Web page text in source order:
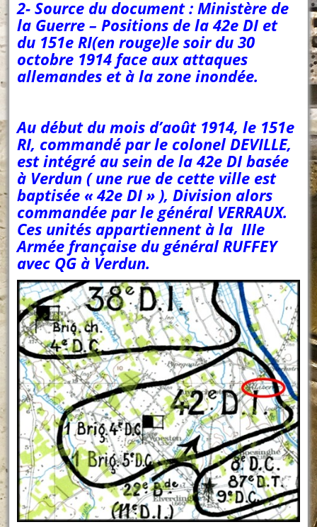
2- Source du document : Ministère de
la Guerre – Positions de la 42e DI et
du 151e RI(en rouge)le soir du 30
octobre 1914 face aux attaques
allemandes et à la zone inondée.
Au début du mois d’août 1914, le 151e
RI, commandé par le colonel DEVILLE,
est intégré au sein de la 42e DI basée
à Verdun ( une rue de cette ville est
baptisée « 42e DI » ), Division alors
commandée par le général VERRAUX.
Ces unités appartiennent à la IIIe
Armée française du général RUFFEY
avec QG à Verdun.